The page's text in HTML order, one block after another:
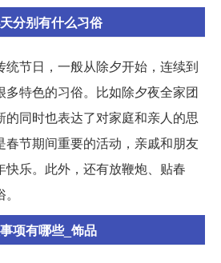
分别有什么习俗
统节日，一般从除夕开始，连续到
多特色的习俗。比如除夕夜全家团
的同时也表达了对家庭和亲人的思
春节期间重要的活动，亲戚和朋友
乐。此外，还有放鞭炮、贴春
项有哪些_饰品